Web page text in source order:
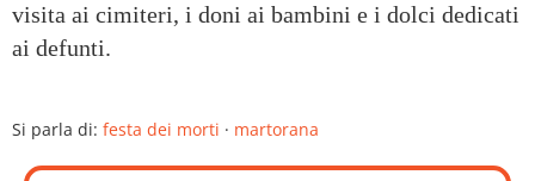
visita ai cimiteri, i doni ai bambini e i dolci dedicati
ai defunti.
Si parla di: festa dei morti · martorana